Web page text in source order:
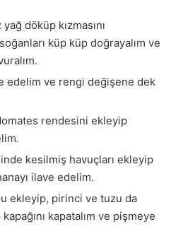
döküp kızmasını
küp küp doğrayalım ve
edelim ve rengi değişene dek
rendesini ekleyip
kesilmiş havuçları ekleyip
ilave edelim.
ekleyip, pirinci ve tuzu da
kapatalım ve pişmeye